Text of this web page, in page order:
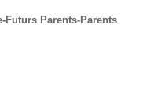
Futurs Parents-Parents